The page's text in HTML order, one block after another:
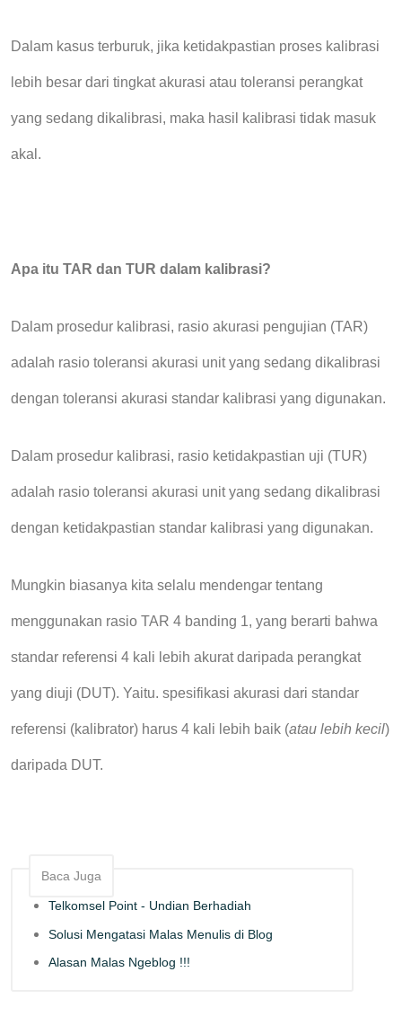
Dalam kasus terburuk, jika ketidakpastian proses kalibrasi
lebih besar dari tingkat akurasi atau toleransi perangkat
yang sedang dikalibrasi, maka hasil kalibrasi tidak masuk
akal.
Apa itu TAR dan TUR dalam kalibrasi?
Dalam prosedur kalibrasi, rasio akurasi pengujian (TAR)
adalah rasio toleransi akurasi unit yang sedang dikalibrasi
dengan toleransi akurasi standar kalibrasi yang digunakan.
Dalam prosedur kalibrasi, rasio ketidakpastian uji (TUR)
adalah rasio toleransi akurasi unit yang sedang dikalibrasi
dengan ketidakpastian standar kalibrasi yang digunakan.
Mungkin biasanya kita selalu mendengar tentang
menggunakan rasio TAR 4 banding 1, yang berarti bahwa
standar referensi 4 kali lebih akurat daripada perangkat
yang diuji (DUT). Yaitu. spesifikasi akurasi dari standar
referensi (kalibrator) harus 4 kali lebih baik (atau lebih kecil)
daripada DUT.
Baca Juga
Telkomsel Point - Undian Berhadiah
Solusi Mengatasi Malas Menulis di Blog
Alasan Malas Ngeblog !!!